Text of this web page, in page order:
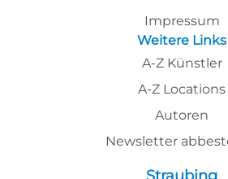
Impressum
Weitere Links
A-Z Künstler
A-Z Locations
Autoren
Newsletter